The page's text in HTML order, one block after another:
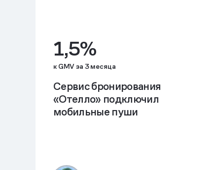
1,5%
к GMV за 3 месяца
Сервис бронирования
«Отелло» подключил
мобильные пуши